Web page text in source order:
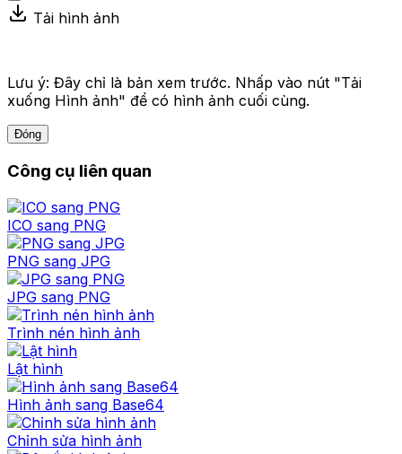
Tải hình ảnh
Lưu ý: Đây chỉ là bản xem trước. Nhấp vào nút "Tải
xuống Hình ảnh" để có hình ảnh cuối cùng.
Đóng
Công cụ liên quan
ICO sang PNG
PNG sang JPG
JPG sang PNG
Trình nén hình ảnh
Lật hình
Hình ảnh sang Base64
Chỉnh sửa hình ảnh